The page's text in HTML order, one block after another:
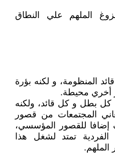
الملهم علي النطاق
المنظومة، و لكنه بؤرة
أخري محيطة.
كل بطل و كل قائد، ولكنه
المجتمعات من قصور
للقصور المؤسسي،
تمتد لشغل هذا
الملهم.